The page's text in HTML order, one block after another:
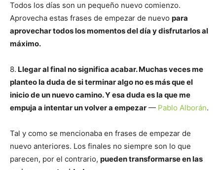
Todos los días son un pequeño nuevo comienzo.
Aprovecha estas frases de empezar de nuevo para
aprovechar todos los momentos del día y disfrutarlos al
máximo.
8. Llegar al final no significa acabar. Muchas veces me
planteo la duda de si terminar algo no es más que el
inicio de un nuevo camino. Y esa duda es la que me
empuja a intentar un volver a empezar — Pablo Alborán.
Tal y como se mencionaba en frases de empezar de
nuevo anteriores. Los finales no siempre son lo que
parecen, por el contrario, pueden transformarse en las